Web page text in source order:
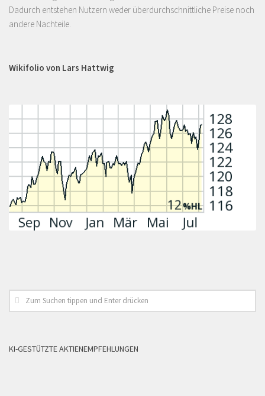
Dadurch entstehen Nutzern weder überdurchschnittliche Preise noch
andere Nachteile.
Wikifolio von Lars Hattwig
KI-GESTÜTZTE AKTIENEMPFEHLUNGEN